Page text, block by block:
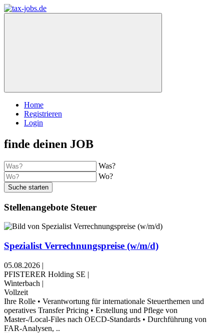
Home
Registrieren
Login
finde deinen JOB
Was?
Wo?
Suche starten
Stellenangebote Steuer
Spezialist Verrechnungspreise (w/m/d)
05.08.2026 |
PFISTERER Holding SE |
Winterbach |
Vollzeit
Ihre Rolle • Verantwortung für internationale Steuerthemen und
operatives Transfer Pricing • Erstellung und Pflege von
Master-/Local-Files nach OECD-Standards • Durchführung von
FAR-Analysen, ..